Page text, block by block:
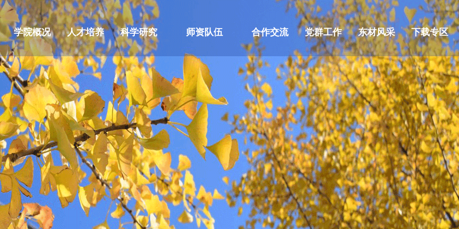
学院概况 人才培养 科学研究 师资队伍 合作交流 党群工作 东材风采 下载专区